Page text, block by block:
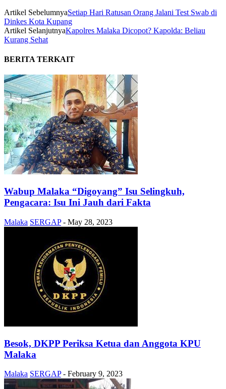
Artikel SebelumnyaSetiap Hari Ratusan Orang Jalani Test Swab di
Dinkes Kota Kupang
Artikel SelanjutnyaKapolres Malaka Dicopot? Kapolda: Beliau
Kurang Sehat
BERITA TERKAIT
Wabup Malaka “Digoyang” Isu Selingkuh,
Pengacara: Isu Ini Jauh dari Fakta
Malaka SERGAP - May 28, 2023
Besok, DKPP Periksa Ketua dan Anggota KPU
Malaka
Malaka SERGAP - February 9, 2023